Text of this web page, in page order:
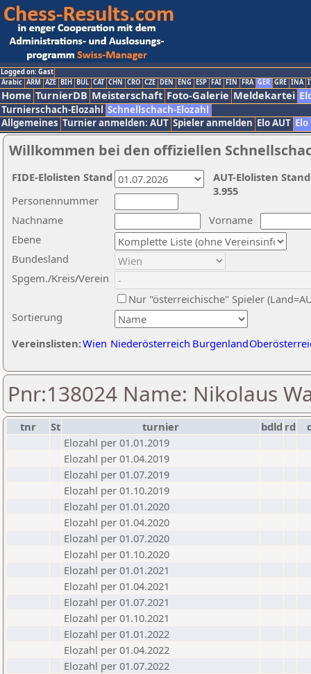
Logged on: Gast
Arabic ARM AZE BIH BUL CAT CHN CRO CZE DEN ENG ESP FAI FIN FRA GER GRE INA
Home TurnierDB Meisterschaft Foto-Galerie Meldekartei
Turnierschach-Elozahl Schnellschach-Elozahl
Allgemeines Turnier anmelden: AUT Spieler anmelden Elo AUT
Willkommen bei den offiziellen
Nachname
Vorname
Ebene
Sortierung
Personennummer
Bundesland
Spgem./Kreis/Verein
Nur "österreichische" Spieler
Vereinslisten:Wien Niederösterreich Burgenland
AUT-Elolisten
3.955
FIDE-Elolisten Stand
Pnr:138024 Name: Nikolaus
tnr St turnier bdld rd
Elozahl per 01.01.2019
Elozahl per 01.04.2019
Elozahl per 01.07.2019
Elozahl per 01.10.2019
Elozahl per 01.01.2020
Elozahl per 01.04.2020
Elozahl per 01.07.2020
Elozahl per 01.10.2020
Elozahl per 01.01.2021
Elozahl per 01.04.2021
Elozahl per 01.07.2021
Elozahl per 01.10.2021
Elozahl per 01.01.2022
Elozahl per 01.04.2022
Elozahl per 01.07.2022